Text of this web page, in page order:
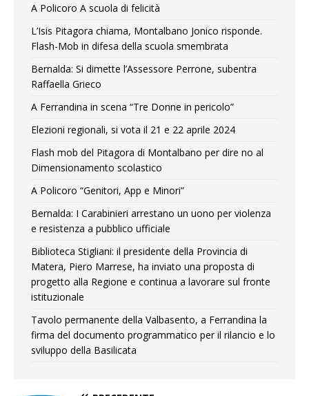
A Policoro A scuola di felicità
L’Isis Pitagora chiama, Montalbano Jonico risponde.
Flash-Mob in difesa della scuola smembrata
Bernalda: Si dimette l’Assessore Perrone, subentra
Raffaella Grieco
A Ferrandina in scena “Tre Donne in pericolo”
Elezioni regionali, si vota il 21 e 22 aprile 2024
Flash mob del Pitagora di Montalbano per dire no al
Dimensionamento scolastico
A Policoro “Genitori, App e Minori”
Bernalda: I Carabinieri arrestano un uono per violenza
e resistenza a pubblico ufficiale
Biblioteca Stigliani: il presidente della Provincia di
Matera, Piero Marrese, ha inviato una proposta di
progetto alla Regione e continua a lavorare sul fronte
istituzionale
Tavolo permanente della Valbasento, a Ferrandina la
firma del documento programmatico per il rilancio e lo
sviluppo della Basilicata